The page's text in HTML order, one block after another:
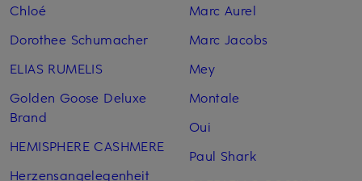
Chloé
Dorothee Schumacher
ELIAS RUMELIS
Golden Goose Deluxe
Brand
HEMISPHERE CASHMERE
Herzensangelegenheit
Marc Aurel
Marc Jacobs
Mey
Montale
Oui
Paul Shark